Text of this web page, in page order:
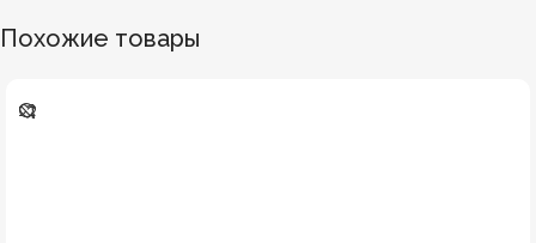
Похожие товары